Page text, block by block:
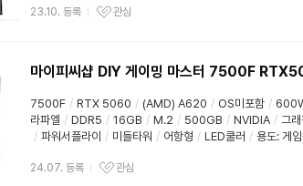
23.10. 등록 관심
마이피씨샵 DIY 게이밍 마스터 7500F
7500F / RTX 5060 / (AMD) A620 / OS미포함 /
라파엘 / DDR5 / 16GB / M.2 / 500GB / NVIDIA / 그래
/ 파워서플라이 / 미들타워 / 어항형 / LED쿨러 / 용도: 게
24.07. 등록 관심